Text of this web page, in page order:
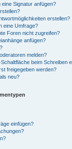
Signatur anfügen?
erstellen?
eine Umfrage?
Foren nicht zugreifen?
anfügen?
melden?
beim Schreiben
freigegeben werden?
neu?
einfügen?